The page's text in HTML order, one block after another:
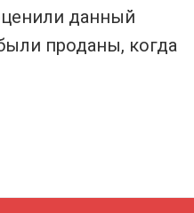
данный
проданы, когда